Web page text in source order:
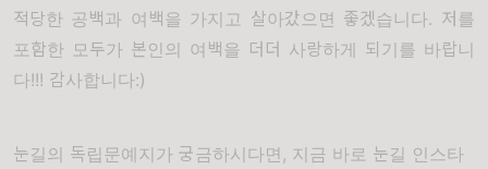
적당한 공백과 여백을 가지고 살아갔으면 좋겠습니다. 저를
포함한 모두가 본인의 여백을 더더 사랑하게 되기를 바랍니
다!!! 감사합니다:)
눈길의 독립문예지가 궁금하시다면, 지금 바로 눈길 인스타